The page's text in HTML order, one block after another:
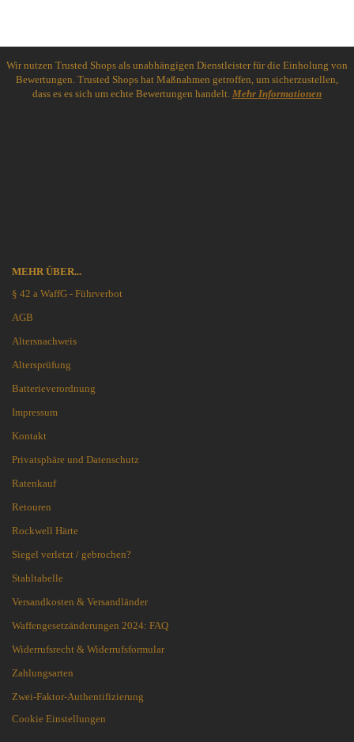
Wir nutzen Trusted Shops als unabhängigen Dienstleister für die Einholung von
Bewertungen. Trusted Shops hat Maßnahmen getroffen, um sicherzustellen,
dass es es sich um echte Bewertungen handelt. Mehr Informationen
MEHR ÜBER...
§ 42 a WaffG - Führverbot
AGB
Altersnachweis
Altersprüfung
Batterieverordnung
Impressum
Kontakt
Privatsphäre und Datenschutz
Ratenkauf
Retouren
Rockwell Härte
Siegel verletzt / gebrochen?
Stahltabelle
Versandkosten & Versandländer
Waffengesetzänderungen 2024: FAQ
Widerrufsrecht & Widerrufsformular
Zahlungsarten
Zwei-Faktor-Authentifizierung
Cookie Einstellungen